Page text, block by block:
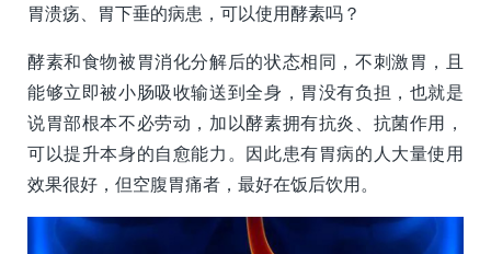
胃溃疡、胃下垂的病患，可以使用酵素吗？
酵素和食物被胃消化分解后的状态相同，不刺激胃，且
能够立即被小肠吸收输送到全身，胃没有负担，也就是
说胃部根本不必劳动，加以酵素拥有抗炎、抗菌作用，
可以提升本身的自愈能力。因此患有胃病的人大量使用
效果很好，但空腹胃痛者，最好在饭后饮用。